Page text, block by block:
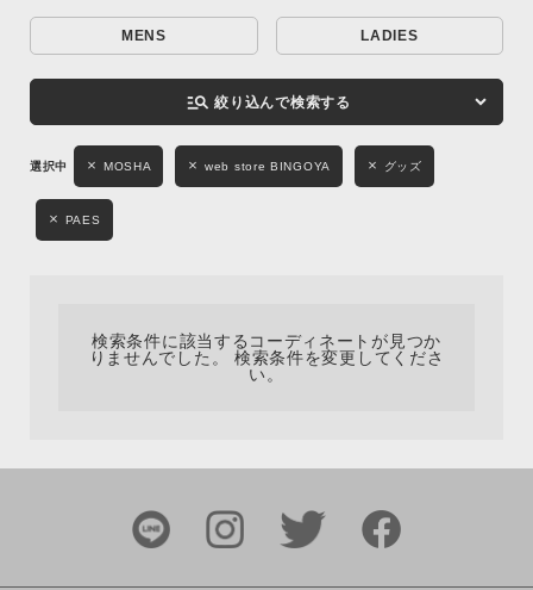
キーワード
性別
MENS LADIES KIDS
ブランド
MENS LADIES
manage_search 絞り込んで検索する
MOSHA web store BINGOYA グッズ
PAES
検索条件に該当するコーディネートが見つか
りませんでした。 検索条件を変更してくださ
い。